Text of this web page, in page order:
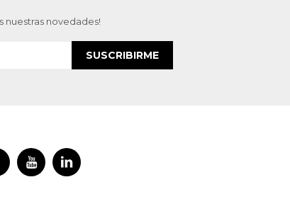
 
nuestras novedades!
SUSCRIBIRME